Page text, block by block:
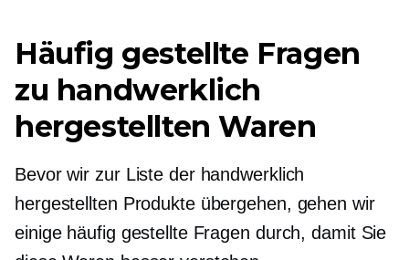
Häufig gestellte Fragen
zu handwerklich
hergestellten Waren
Bevor wir zur Liste der handwerklich
hergestellten Produkte übergehen, gehen wir
einige häufig gestellte Fragen durch, damit Sie